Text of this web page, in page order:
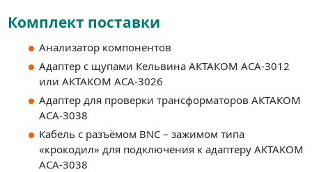
Комплект поставки
Анализатор компонентов
Адаптер с щупами Кельвина АКТАКОМ АСА-3012
или АКТАКОМ АСА-3026
Адаптер для проверки трансформаторов АКТАКОМ
АСА-3038
Кабель с разъёмом BNC – зажимом типа
«крокодил» для подключения к адаптеру АКТАКОМ
ACA-3038